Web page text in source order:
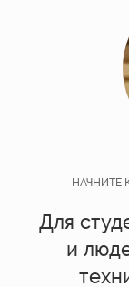
НАЧНИТЕ
Для
и